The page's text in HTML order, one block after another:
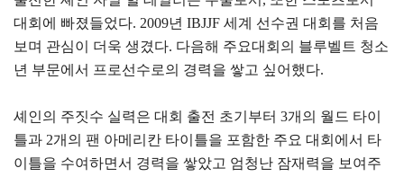
대회에 빠졌들었다. 2009년 IBJJF 세계 선수권 대회를 처음
보며 관심이 더욱 생겼다. 다음해 주요대회의 블루벨트 청소
년 부문에서 프로선수로의 경력을 쌓고 싶어했다.
셰인의 주짓수 실력은 대회 출전 초기부터 3개의 월드 타이
틀과 2개의 팬 아메리칸 타이틀을 포함한 주요 대회에서 타
이틀을 수여하면서 경력을 쌓았고 엄청난 잠재력을 보여주